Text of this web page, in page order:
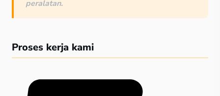
peralatan.
Proses kerja kami